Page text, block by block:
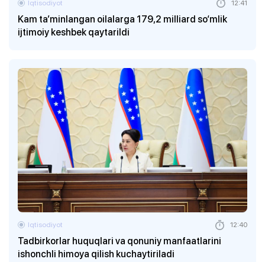
Kam ta’minlangan oilalarga 179,2 milliard so‘mlik
ijtimoiy keshbek qaytarildi
Iqtisodiyot 12:41
Tadbirkorlar huquqlari va qonuniy manfaatlarini
ishonchli himoya qilish kuchaytiriladi
Iqtisodiyot 12:40